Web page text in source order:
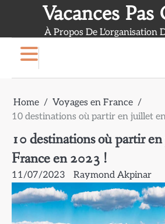
Vacances Pas
À Propos De L'organisation
Home
Voyages en France
10 destinations où partir en juillet
10 destinations où partir
France en 2023 !
11/07/2023 Raymond Akpinar